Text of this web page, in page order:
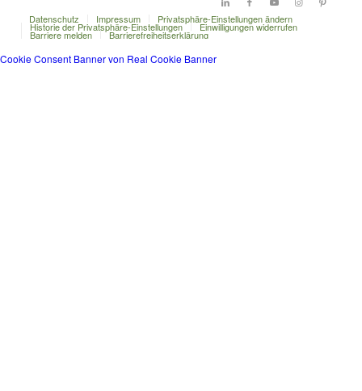
Datenschutz Impressum Privatsphäre-Einstellungen ändern
Historie der Privatsphäre-Einstellungen Einwilligungen widerrufen
Barriere melden Barrierefreiheitserklärung
Cookie Consent Banner von Real Cookie Banner